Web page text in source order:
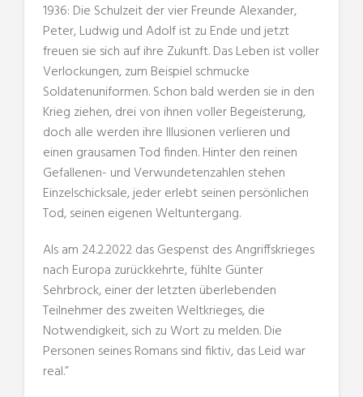
1936: Die Schulzeit der vier Freunde Alexander,
Peter, Ludwig und Adolf ist zu Ende und jetzt
freuen sie sich auf ihre Zukunft. Das Leben ist voller
Verlockungen, zum Beispiel schmucke
Soldatenuniformen. Schon bald werden sie in den
Krieg ziehen, drei von ihnen voller Begeisterung,
doch alle werden ihre Illusionen verlieren und
einen grausamen Tod finden. Hinter den reinen
Gefallenen- und Verwundetenzahlen stehen
Einzelschicksale, jeder erlebt seinen persönlichen
Tod, seinen eigenen Weltuntergang.
Als am 24.2.2022 das Gespenst des Angriffskrieges
nach Europa zurückkehrte, fühlte Günter
Sehrbrock, einer der letzten überlebenden
Teilnehmer des zweiten Weltkrieges, die
Notwendigkeit, sich zu Wort zu melden. Die
Personen seines Romans sind fiktiv, das Leid war
real.”